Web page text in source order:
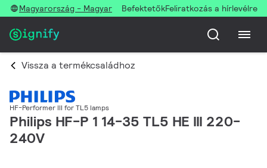
Magyarország - Magyar BefektetőkFeliratkozás a hírlevélre
Vissza a termékcsaládhoz
HF-Performer III for TL5 lamps
Philips HF-P 1 14-35 TL5 HE III 220-
240V